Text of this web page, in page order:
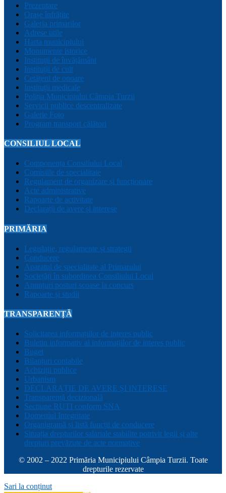
Prezentare
Orașe înfrățite
Galeria primarilor
Adrese utile
Harta municipiului
Monumente istorice
Instituții de învățământ
Instituții de cult
Cetățeni de onoare
Instituții medicale
Poliția Municipiului Câmpia Turzii
Servicii publice descentralizate
Galerie Foto
Program transport călători
CONSILIUL LOCAL
Componența Consiliului Local
Comisiile de specialitate
Regulament de organizare și funcționare
Acte administrative
Rapoarte de activitate
Declarații de avere și interese
PRIMĂRIA
Legislație, regulamente și strategii
Conducere
Aparatul de specialitate al Primarului
Sociețăți în subordinea Consiliului Local
Anunțuri posturi scoase la concurs
Rapoarte și studii
TRANSPARENȚĂ
Solicitarea informațiilor de interes public
Buletin informativ al informațiilor de interes public
Buget
Bilanțuri contabile
Achiziții publice
Urbanism
DECLARAȚIE DE AVERE ȘI INTERESE
Transparență decizională
Sectiune RUTI conform SNA
Domeniul Integritate
Organigramă și listă funcții de conducere
Situația drepturilor salariale stabilite potrivit legii și alte
drepturi prevăzute de acte normative
© 2002 – 2022 Primăria Municipiului Câmpia Turzii. Toate
drepturile rezervate
Sari la conținut